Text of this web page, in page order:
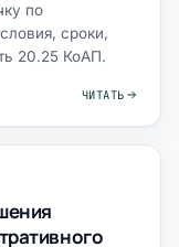
по
сроки,
20.25 КоАП.
ЧИТАТЬ